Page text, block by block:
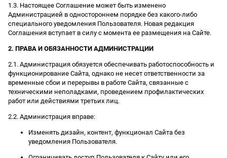
1.3. Настоящее Соглашение может быть изменено
Администрацией в одностороннем порядке без какого-либо
специального уведомления Пользователя. Новая редакция
Соглашения вступает в силу с момента ее размещения на Сайте.
2. ПРАВА И ОБЯЗАННОСТИ АДМИНИСТРАЦИИ
2.1. Администрация обязуется обеспечивать работоспособность и
функционирование Сайта, однако не несет ответственности за
временные сбои и перерывы в работе Сайта, связанные с
техническими неполадками, проведением профилактических
работ или действиями третьих лиц.
2.2. Администрация вправе:
Изменять дизайн, контент, функционал Сайта без
уведомления Пользователя.